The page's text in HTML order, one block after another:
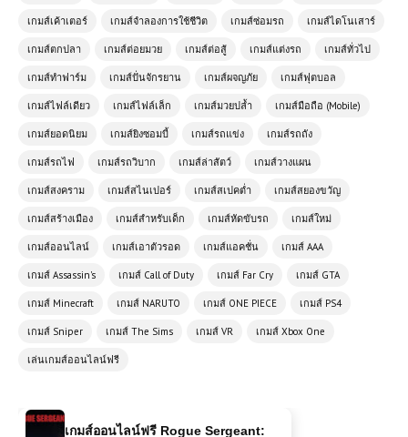
เกมส์เค้าเตอร์ เกมส์จำลองการใช้ชีวิต เกมส์ซ่อมรถ เกมส์ไดโนเสาร์
เกมส์ตกปลา เกมส์ต่อยมวย เกมส์ต่อสู้ เกมส์แต่งรถ เกมส์ทั่วไป
เกมส์ทำฟาร์ม เกมส์ปั่นจักรยาน เกมส์ผจญภัย เกมส์ฟุตบอล
เกมส์ไฟล์เดียว เกมส์ไฟล์เล็ก เกมส์มวยปล้ำ เกมส์มือถือ (Mobile)
เกมส์ยอดนิยม เกมส์ยิงซอมบี้ เกมส์รถแข่ง เกมส์รถถัง
เกมส์รถไฟ เกมส์รถวิบาก เกมส์ล่าสัตว์ เกมส์วางแผน
เกมส์สงคราม เกมส์สไนเปอร์ เกมส์สเปคต่ำ เกมส์สยองขวัญ
เกมส์สร้างเมือง เกมส์สำหรับเด็ก เกมส์หัดขับรถ เกมส์ใหม่
เกมส์ออนไลน์ เกมส์เอาตัวรอด เกมส์แอคชั่น เกมส์ AAA
เกมส์ Assassin's เกมส์ Call of Duty เกมส์ Far Cry เกมส์ GTA
เกมส์ Minecraft เกมส์ NARUTO เกมส์ ONE PIECE เกมส์ PS4
เกมส์ Sniper เกมส์ The Sims เกมส์ VR เกมส์ Xbox One
เล่นเกมส์ออนไลน์ฟรี
เกมส์ออนไลน์ฟรี FNF Funk 3D เกม
จังหวะสุดมันส์ในมิติสามมิติ
เกมแข่งรถแห่งอนาคตที่เต็มไปด้วย
ความเร็ว
เกมส์ออนไลน์ฟรี Geometry Vibes
เกมส์ออนไลน์ฟรี Rogue Sergeant: